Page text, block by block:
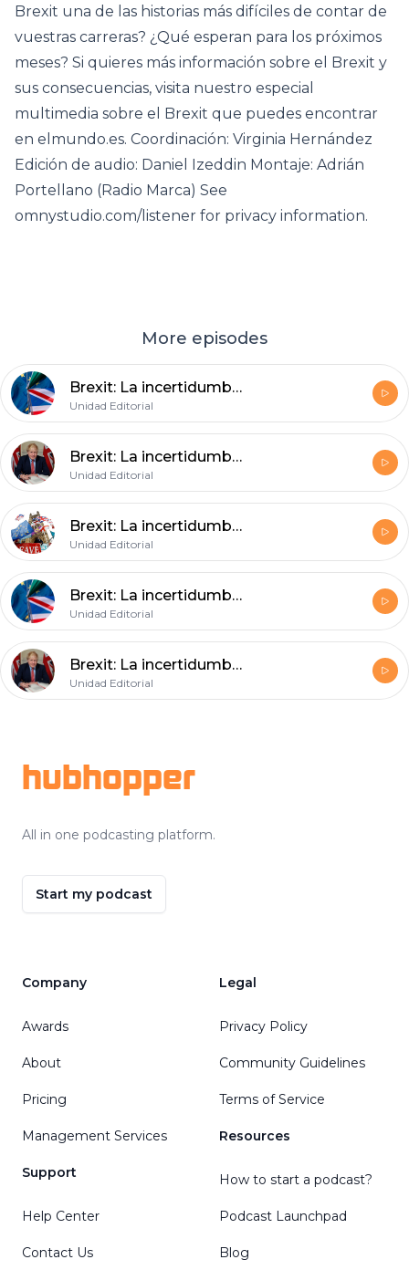
Brexit una de las historias más difíciles de contar de
vuestras carreras? ¿Qué esperan para los próximos
meses? Si quieres más información sobre el Brexit y
sus consecuencias, visita nuestro especial
multimedia sobre el Brexit que puedes encontrar
en elmundo.es. Coordinación: Virginia Hernández
Edición de audio: Daniel Izeddin Montaje: Adrián
Portellano (Radio Marca) See
omnystudio.com/listener for privacy information.
More episodes
Brexit: La incertidumbre constante (III)
Unidad Editorial
Brexit: La incertidumbre constante (II)
Unidad Editorial
Brexit: La incertidumbre constante (I)
Unidad Editorial
Brexit: La incertidumbre constante (III)
Unidad Editorial
Brexit: La incertidumbre constante (II)
Unidad Editorial
hubhopper
All in one podcasting platform.
Start my podcast
Company
Awards
About
Pricing
Management Services
Support
Help Center
Contact Us
Legal
Privacy Policy
Community Guidelines
Terms of Service
Resources
How to start a podcast?
Podcast Launchpad
Blog